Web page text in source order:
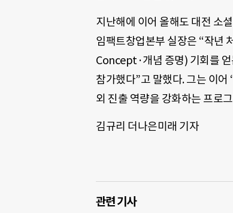
지난해에 이어 올해도 대전 소
임팩트창업본부 실장은 “작년
Concept·개념 증명) 기회를 얻
참가했다”고 말했다. 그는 이
외 진출 역량을 강화하는 프로
김규리 더나은미래 기자
관련 기사